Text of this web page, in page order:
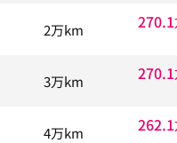
2万km 270.1
3万km 270.1
4万km 262.1